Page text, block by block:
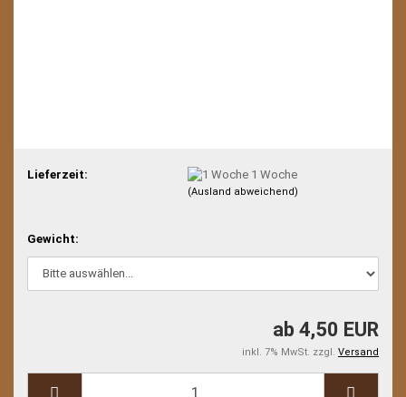
Lieferzeit: 1 Woche
(Ausland abweichend)
Gewicht:
ab 4,50 EUR
inkl. 7% MwSt. zzgl. Versand